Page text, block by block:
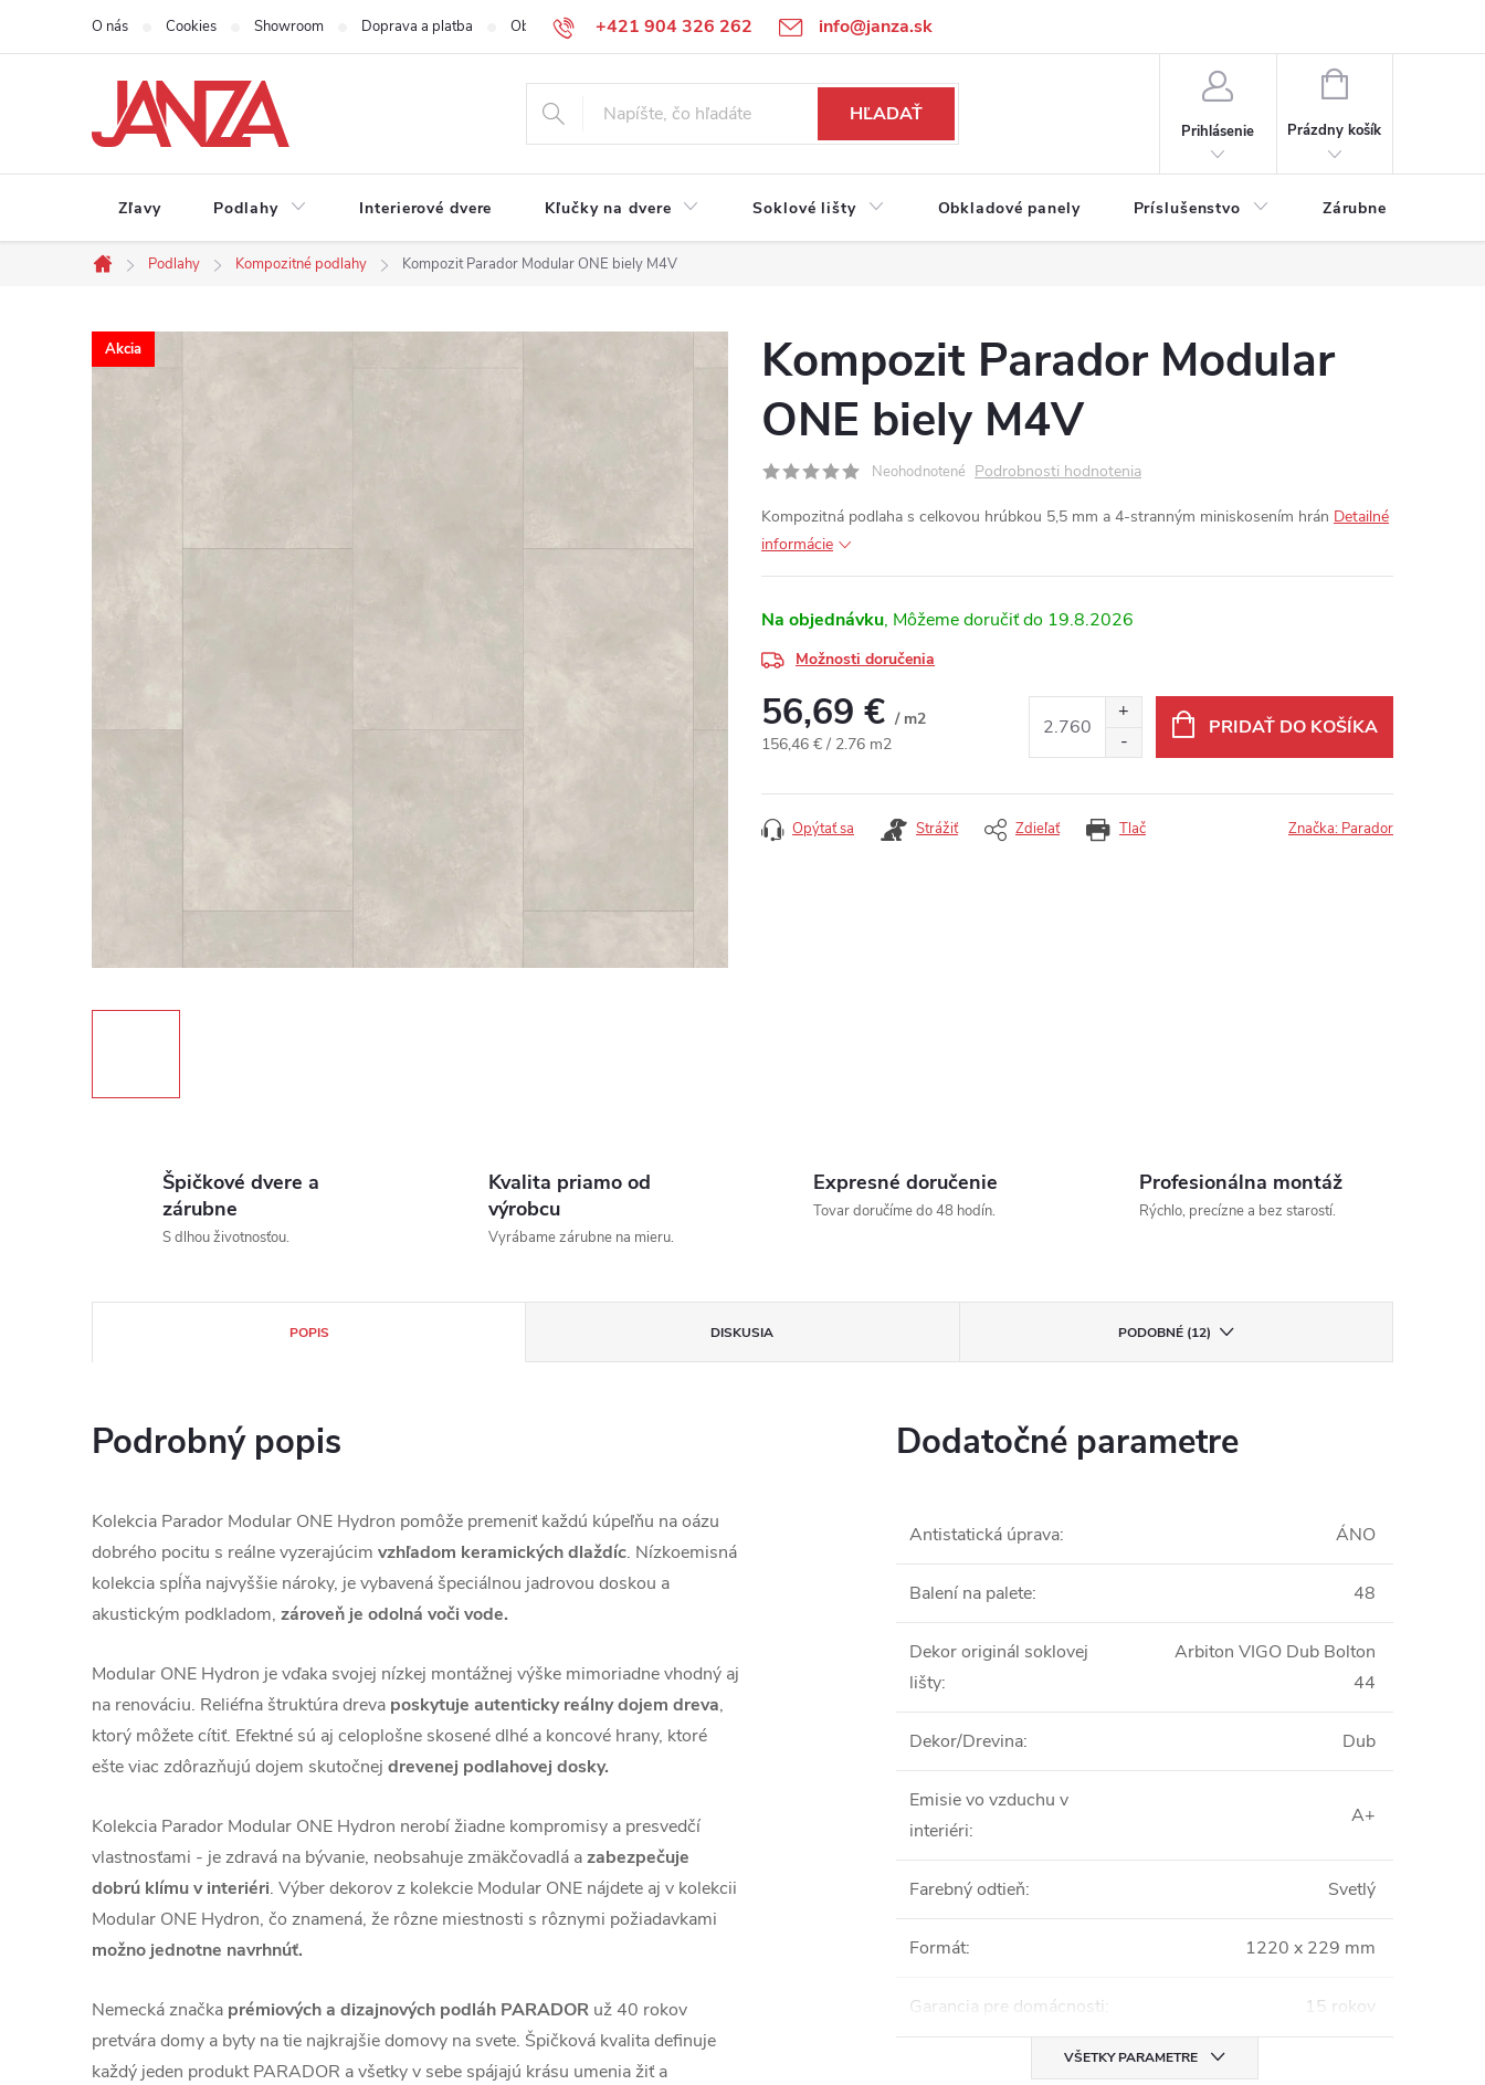
Prejsť na obsah +421 904 326 262 info@janza.sk
O nás Cookies Showroom Doprava a platba Obchodné podmienky Reklamačné podmienky Podmienky ochrany osobných údajov
HĽADAŤ
Prihlásenie
NÁKUPNÝ KOŠÍK
Prázdny košík
Zľavy Podlahy Interierové dvere Kľučky na dvere Soklové lišty Obkladové panely Príslušenstvo Zárubne
Domov
Podlahy Kompozitné podlahy Kompozit Parador Modular ONE biely M4V
Akcia
Kompozit Parador Modular
ONE biely M4V
Neohodnotené Podrobnosti hodnotenia
Kompozitná podlaha s celkovou hrúbkou 5,5 mm a 4-stranným miniskosením hrán Detailné
informácie
Na objednávku 19.8.2026
Možnosti doručenia
56,69 € / m2
Jednotková cena:
156,46 € / 2.76 m2
PRIDAŤ DO KOŠÍKA
Tlač
Opýtať sa Strážiť Zdieľať Značka: Parador
Špičkové dvere a
zárubne
S dlhou životnosťou.
Kvalita priamo od
výrobcu
Vyrábame zárubne na mieru.
Expresné doručenie
Tovar doručíme do 48 hodín.
Profesionálna montáž
Rýchlo, precízne a bez starostí.
POPIS DISKUSIA PODOBNÉ (12)
Podrobný popis
Kolekcia Parador Modular ONE Hydron pomôže premeniť každú kúpeľňu na oázu
dobrého pocitu s reálne vyzerajúcim vzhľadom keramických dlaždíc. Nízkoemisná
kolekcia spĺňa najvyššie nároky, je vybavená špeciálnou jadrovou doskou a
akustickým podkladom, zároveň je odolná voči vode.
Modular ONE Hydron je vďaka svojej nízkej montážnej výške mimoriadne vhodný aj
na renováciu. Reliéfna štruktúra dreva poskytuje autenticky reálny dojem dreva,
ktorý môžete cítiť. Efektné sú aj celoplošne skosené dlhé a koncové hrany, ktoré
ešte viac zdôrazňujú dojem skutočnej drevenej podlahovej dosky.
Kolekcia Parador Modular ONE Hydron nerobí žiadne kompromisy a presvedčí
vlastnosťami - je zdravá na bývanie, neobsahuje zmäkčovadlá azabezpečuje
dobrú klímu v interiéri. Výber dekorov z kolekcie Modular ONE nájdete aj v kolekcii
Modular ONE Hydron, čo znamená, že rôzne miestnosti s rôznymi požiadavkami
možno jednotne navrhnúť.
Nemecká značka prémiových a dizajnových podláh PARADOR už 40 rokov
pretvára domy a byty na tie najkrajšie domovy na svete. Špičková kvalita definuje
každý jeden produkt PARADOR a všetky v sebe spájajú krásu umenia žiť a
Dodatočné parametre
Antistatická úprava: ÁNO
Balení na palete: 48
Dekor originál soklovej
lišty:
Arbiton VIGO Dub Bolton
44
Dekor/Drevina: Dub
Emisie vo vzduchu v
interiéri:
A+
Farebný odtieň: Svetlý
Formát: 1220 x 229 mm
Garancia pre domácnosti: 15 rokov
VŠETKY PARAMETRE